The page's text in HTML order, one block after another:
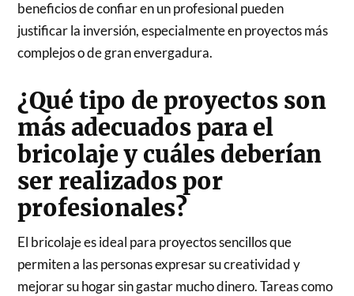
beneficios de confiar en un profesional pueden
justificar la inversión, especialmente en proyectos más
complejos o de gran envergadura.
¿Qué tipo de proyectos son
más adecuados para el
bricolaje y cuáles deberían
ser realizados por
profesionales?
El bricolaje es ideal para proyectos sencillos que
permiten a las personas expresar su creatividad y
mejorar su hogar sin gastar mucho dinero. Tareas como